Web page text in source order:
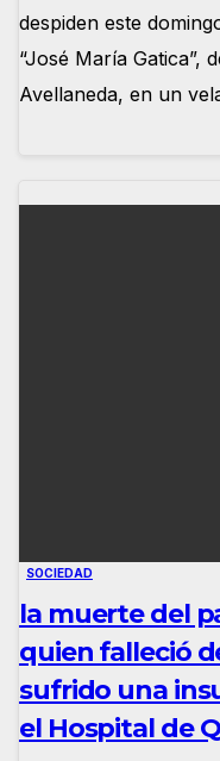
despiden este
“José María Gatica”,
Avellaneda, en un
SOCIEDAD
la muerte del
quien falleció
sufrido una
el Hospital de